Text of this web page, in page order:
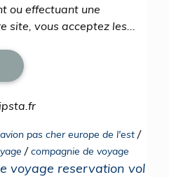
ou effectuant une
site, vous acceptez les...
pas cher europe de l'est /
/compagnie de voyage
voyage reservation vol